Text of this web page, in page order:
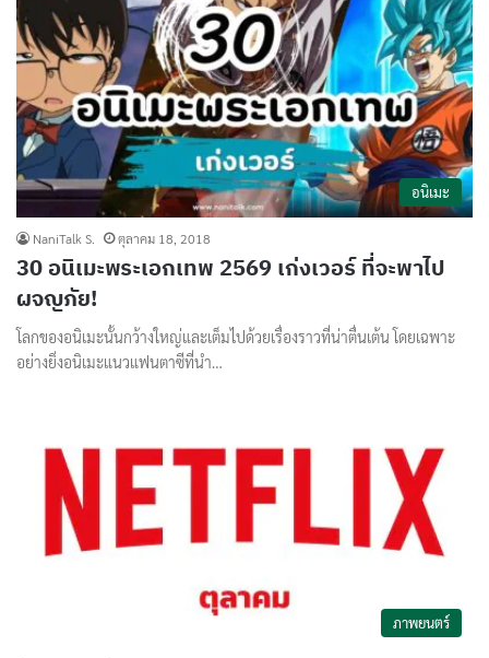
อนิเมะ
NaniTalk S. ตุลาคม 18, 2018
30 อนิเมะพระเอกเทพ 2569 เก่งเวอร์ ที่จะพาไป
ผจญภัย!
โลกของอนิเมะนั้นกว้างใหญ่และเต็มไปด้วยเรื่องราวที่น่าตื่นเต้น โดยเฉพาะ
อย่างยิ่งอนิเมะแนวแฟนตาซีที่นำ…
ภาพยนตร์